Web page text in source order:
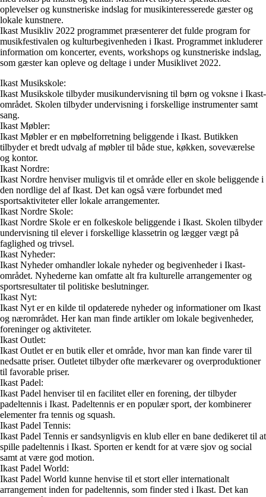
oplevelser og kunstneriske indslag for musikinteresserede gæster og
lokale kunstnere.
Ikast Musikliv 2022 programmet præsenterer det fulde program for
musikfestivalen og kulturbegivenheden i Ikast. Programmet inkluderer
information om koncerter, events, workshops og kunstneriske indslag,
som gæster kan opleve og deltage i under Musiklivet 2022.
Ikast Musikskole:
Ikast Musikskole tilbyder musikundervisning til børn og voksne i Ikast-
området. Skolen tilbyder undervisning i forskellige instrumenter samt
sang.
Ikast Møbler:
Ikast Møbler er en møbelforretning beliggende i Ikast. Butikken
tilbyder et bredt udvalg af møbler til både stue, køkken, soveværelse
og kontor.
Ikast Nordre:
Ikast Nordre henviser muligvis til et område eller en skole beliggende i
den nordlige del af Ikast. Det kan også være forbundet med
sportsaktiviteter eller lokale arrangementer.
Ikast Nordre Skole:
Ikast Nordre Skole er en folkeskole beliggende i Ikast. Skolen tilbyder
undervisning til elever i forskellige klassetrin og lægger vægt på
faglighed og trivsel.
Ikast Nyheder:
Ikast Nyheder omhandler lokale nyheder og begivenheder i Ikast-
området. Nyhederne kan omfatte alt fra kulturelle arrangementer og
sportsresultater til politiske beslutninger.
Ikast Nyt:
Ikast Nyt er en kilde til opdaterede nyheder og informationer om Ikast
og nærområdet. Her kan man finde artikler om lokale begivenheder,
foreninger og aktiviteter.
Ikast Outlet:
Ikast Outlet er en butik eller et område, hvor man kan finde varer til
nedsatte priser. Outletet tilbyder ofte mærkevarer og overproduktioner
til favorable priser.
Ikast Padel:
Ikast Padel henviser til en facilitet eller en forening, der tilbyder
padeltennis i Ikast. Padeltennis er en populær sport, der kombinerer
elementer fra tennis og squash.
Ikast Padel Tennis:
Ikast Padel Tennis er sandsynligvis en klub eller en bane dedikeret til at
spille padeltennis i Ikast. Sporten er kendt for at være sjov og social
samt at være god motion.
Ikast Padel World:
Ikast Padel World kunne henvise til et stort eller internationalt
arrangement inden for padeltennis, som finder sted i Ikast. Det kan